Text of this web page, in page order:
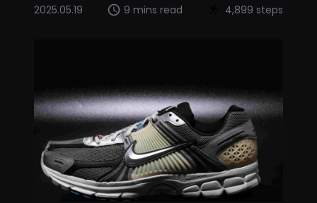
2025.05.19 9 mins read 4,899 steps